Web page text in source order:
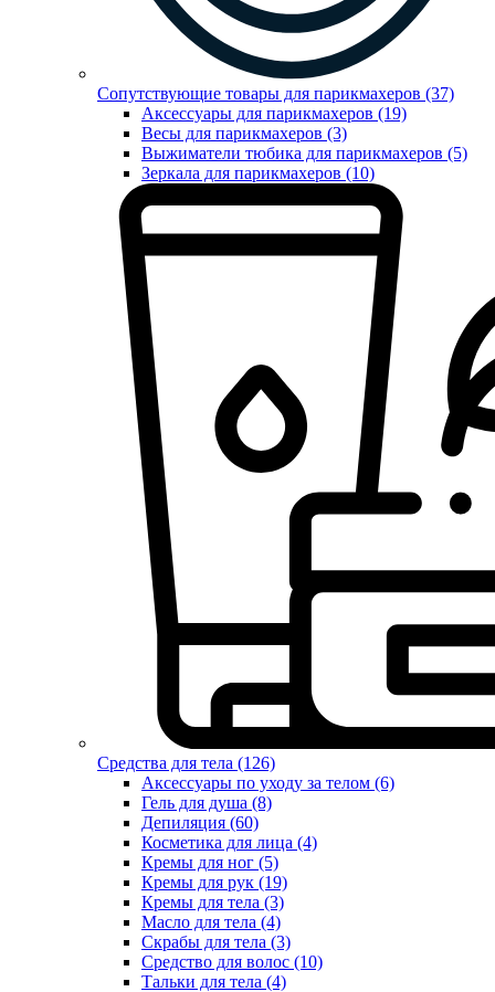
Сопутствующие товары для парикмахеров (37)
Аксессуары для парикмахеров (19)
Весы для парикмахеров (3)
Выжиматели тюбика для парикмахеров (5)
Зеркала для парикмахеров (10)
Средства для тела (126)
Аксессуары по уходу за телом (6)
Гель для душа (8)
Депиляция (60)
Косметика для лица (4)
Кремы для ног (5)
Кремы для рук (19)
Кремы для тела (3)
Масло для тела (4)
Скрабы для тела (3)
Средство для волос (10)
Тальки для тела (4)